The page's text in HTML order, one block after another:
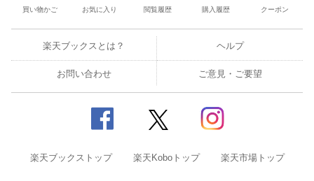
買い物かご お気に入り 閲覧履歴 購入履歴 クーポン
楽天ブックスとは？ ヘルプ
お問い合わせ ご意見・ご要望
楽天ブックストップ 楽天Koboトップ 楽天市場トップ